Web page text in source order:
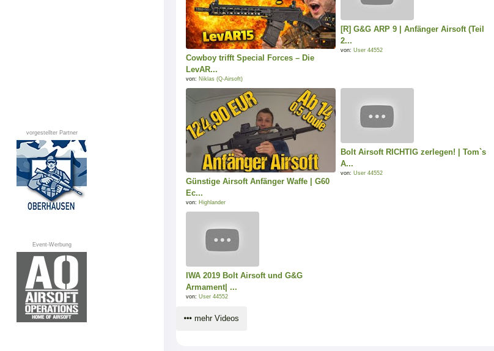
vorgestellter Partner
Event-Werbung
Cowboy trifft Special Forces – Die
LevAR...
von: Niklas (Q-Airsoft)
[R] G&G ARP 9 | Anfänger Airsoft (Teil
2...
von: User 44552
Günstige Airsoft Anfänger Waffe | G60
Ec...
von: Highlander
Bolt Airsoft RICHTIG zerlegen! | Tom`s
A...
von: User 44552
IWA 2019 Bolt Airsoft und G&G
Armament| ...
von: User 44552
mehr Videos